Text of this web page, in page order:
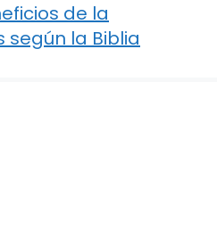
de la
según la Biblia